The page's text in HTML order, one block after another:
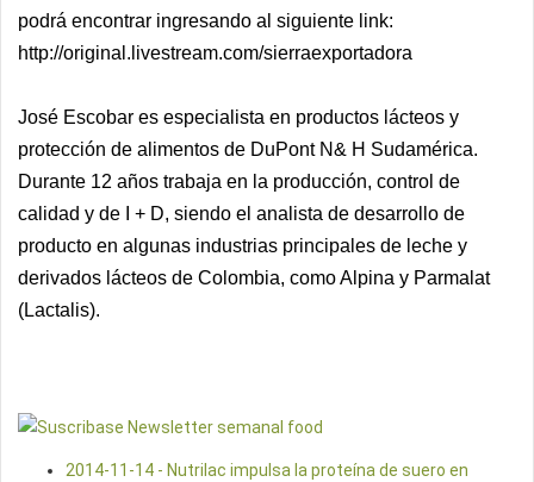
podrá encontrar ingresando al siguiente link:
http://original.livestream.com/sierraexportadora
José Escobar es especialista en productos lácteos y
protección de alimentos de DuPont N& H Sudamérica.
Durante 12 años trabaja en la producción, control de
calidad y de I + D, siendo el analista de desarrollo de
producto en algunas industrias principales de leche y
derivados lácteos de Colombia, como Alpina y Parmalat
(Lactalis).
2014-11-14 - Nutrilac impulsa la proteína de suero en